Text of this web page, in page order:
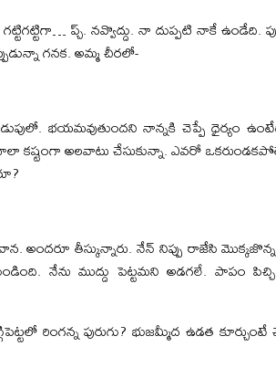
ప్చ్. నవ్వొద్దు. నా దుప్పటి నాకే ఉండేది.
గనక. అమ్మ చీరలో-
భయమవుతుందని నాన్నకి చెప్పే ధైర్యం
కష్టంగా అలవాటు చేసుకున్నా. ఎవరో
అందరూ తీస్కున్నారు. నేన్ నిప్పు రాజేసి మొక్కజొన్న
నేను ముద్దు పెట్టమని అడగలే. పాపం పిచ్చి
రింగన్న పురుగు? భుజమ్మీద ఉడత